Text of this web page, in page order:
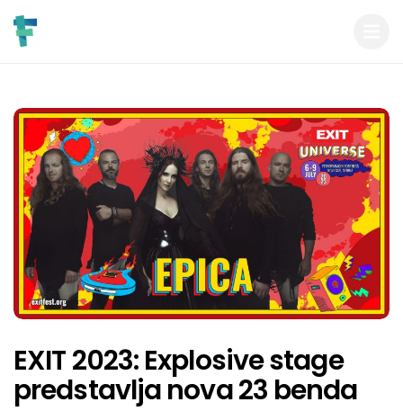
EXIT 2023: Explosive stage
predstavlja nova 23 benda